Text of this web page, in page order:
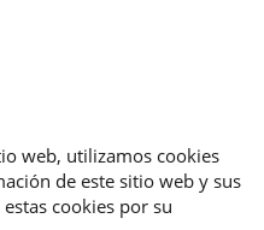
web, utilizamos cookies
de este sitio web y sus
cookies por su